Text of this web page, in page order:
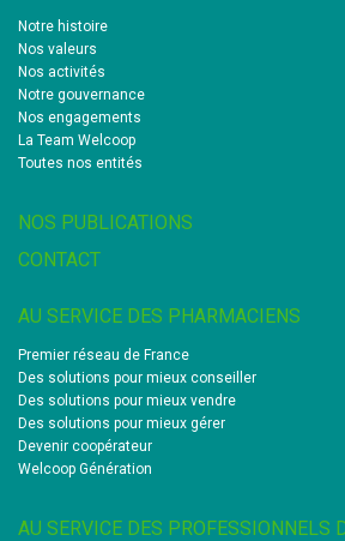
Notre histoire
Nos valeurs
Nos activités
Notre gouvernance
Nos engagements
La Team Welcoop
Toutes nos entités
NOS PUBLICATIONS
CONTACT
AU SERVICE DES PHARMACIENS
Premier réseau de France
Des solutions pour mieux conseiller
Des solutions pour mieux vendre
Des solutions pour mieux gérer
Devenir coopérateur
Welcoop Génération
AU SERVICE DES PROFESSIONNELS